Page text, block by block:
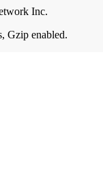
Inc.
Gzip enabled.